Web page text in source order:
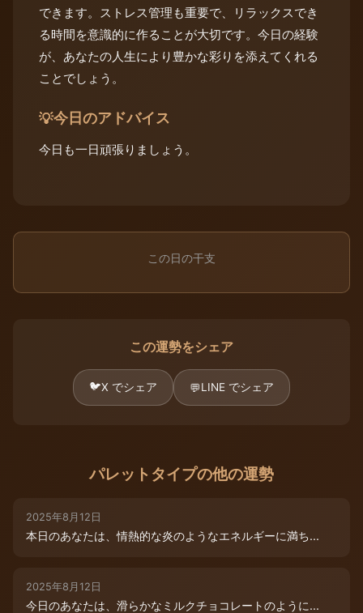
できます。ストレス管理も重要で、リラックスでき
る時間を意識的に作ることが大切です。今日の経験
が、あなたの人生により豊かな彩りを添えてくれる
ことでしょう。
💡今日のアドバイス
今日も一日頑張りましょう。
この日の干支
この運勢をシェア
🐦X でシェア 💬LINE でシェア
パレットタイプの他の運勢
2025年8月12日
本日のあなたは、情熱的な炎のようなエネルギーに満ち...
2025年8月12日
今日のあなたは、滑らかなミルクチョコレートのように...